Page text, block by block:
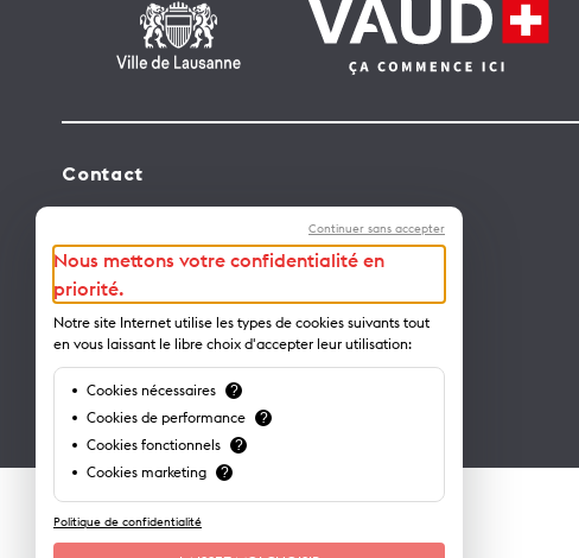
Contact
Avenue de Rhodanie 2 – CP 975
1001 Lausanne – Suisse
info@lausanne-tourisme.ch
+41 21 613 73 73
Où nous trouver ?
Continuer sans accepter
Nous mettons votre confidentialité en
priorité.
Notre site Internet utilise les types de cookies suivants tout
en vous laissant le libre choix d'accepter leur utilisation:
Cookies nécessaires ?
Cookies de performance ?
Cookies fonctionnels ?
Cookies marketing ?
Politique de confidentialité